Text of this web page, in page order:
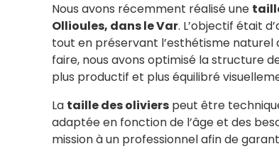
Nous avons récemment réalisé une
Ollioules, dans le Var. L’objectif était
tout en préservant l’esthétisme naturel
faire, nous avons optimisé la structure
plus productif et plus équilibré
La taille des oliviers peut être
adaptée en fonction de l’âge et des
mission à un professionnel afin de